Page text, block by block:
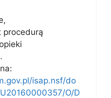
procedurą
isap.nsf/do
O/D